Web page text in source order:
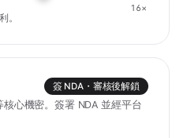
16×
。
簽 NDA・審核後解鎖
心機密。簽署 NDA 並經平台